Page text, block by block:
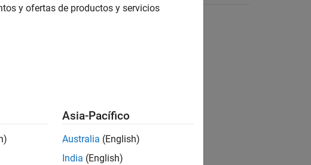
y ofertas de productos y servicios
Asia-Pacífico
Australia (English)
India (English)